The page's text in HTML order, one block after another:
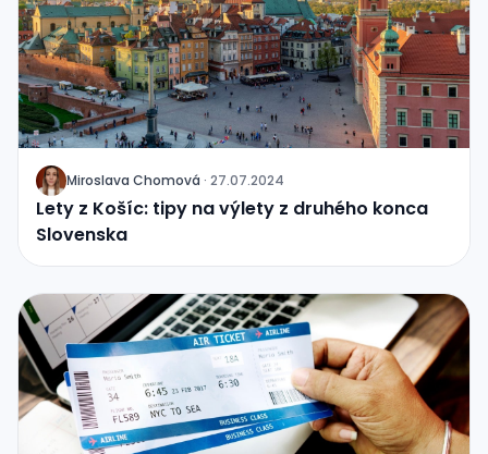
J Miroslava Chomová · 27.07.2024
Lety z Košíc: tipy na výlety z druhého konca
Slovenska